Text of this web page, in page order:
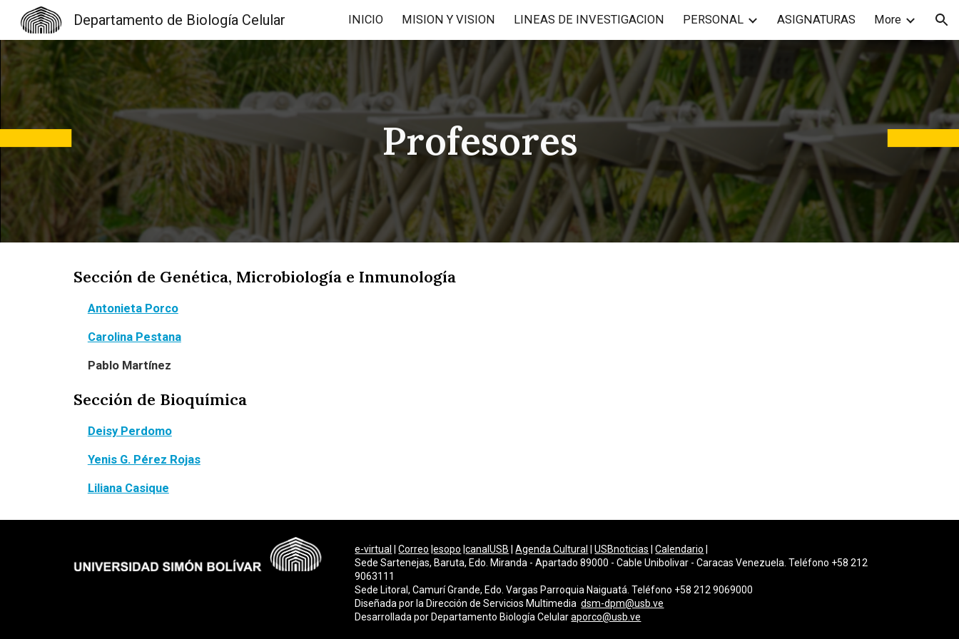
Skip to main content Skip to navigation
Departamento de Biología Celular INICIO MISION Y VISION LINEAS DE INVESTIGACION PERSONAL ASIGNATURAS More
Profesores
Sección de Genética, Microbiología e Inmunología
Antonieta Porco
Carolina Pestana
Pablo Martínez
Sección de Bioquímica
Deisy Perdomo
Yenis G. Pérez Rojas
Liliana Casique
e-virtual |Correo |esopo |canalUSB |Agenda Cultural |USBnoticias |Calendario
Sede Sartenejas, Baruta, Edo. Miranda - Apartado 89000 - Cable Unibolivar - Caracas Venezuela. Teléfono +58 212
9063111
Sede Litoral, Camurí Grande, Edo. Vargas Parroquia Naiguatá. Teléfono +58 212 9069000
Diseñada por la Dirección de Servicios Multimediadsm-dpm@usb.ve
Desarrollada por Departamento Biología Celularaporco@usb.ve